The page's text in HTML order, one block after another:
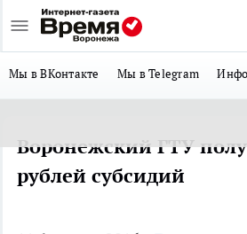
Мы в ВКонтакте Мы в Telegram
Воронежский ГТУ
рублей субсидий